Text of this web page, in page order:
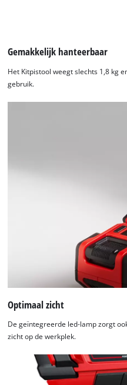
We
de
This
to
visitor. The
the site
to the
Gemakkelijk hanteerbaar
Het Kitpistool weegt slechts 1,8 kg
gebruik.
Optimaal zicht
De geïntegreerde led-lamp zorgt
zicht op de werkplek.